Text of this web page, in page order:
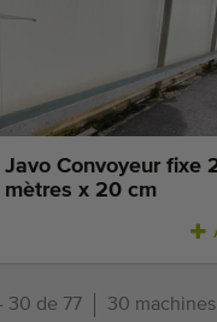
Javo Convoyeur fixe
mètres x 20 cm
30 de 77 30